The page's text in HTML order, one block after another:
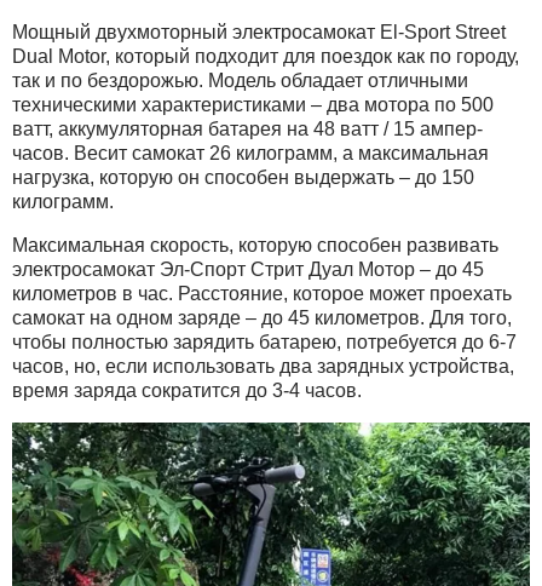
Сянчу
Мощный двухмоторный электросамокат El-Sport Street
Dual Motor, который подходит для поездок как по городу,
так и по бездорожью. Модель обладает отличными
техническими характеристиками – два мотора по 500
ватт, аккумуляторная батарея на 48 ватт / 15 ампер-
часов. Весит самокат 26 килограмм, а максимальная
нагрузка, которую он способен выдержать – до 150
килограмм.
Максимальная скорость, которую способен развивать
электросамокат Эл-Спорт Стрит Дуал Мотор – до 45
километров в час. Расстояние, которое может проехать
самокат на одном заряде – до 45 километров. Для того,
чтобы полностью зарядить батарею, потребуется до 6-7
часов, но, если использовать два зарядных устройства,
время заряда сократится до 3-4 часов.